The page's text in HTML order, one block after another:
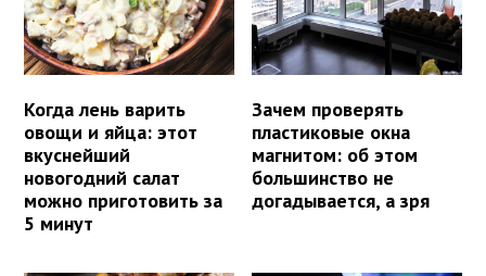
Когда лень варить
овощи и яйца: этот
вкуснейший
новогодний салат
можно приготовить за
5 минут
Зачем проверять
пластиковые окна
магнитом: об этом
большинство не
догадывается, а зря